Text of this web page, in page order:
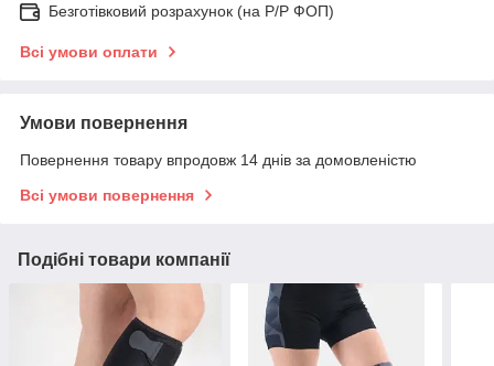
Безготівковий розрахунок (на Р/Р ФОП)
Всі умови оплати
Умови повернення
Повернення товару впродовж 14 днів за домовленістю
Всі умови повернення
Подібні товари компанії